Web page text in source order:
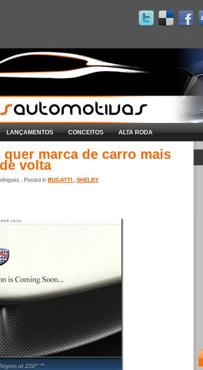
LANÇAMENTOS CONCEITOS ALTA RODA
marca de carro mais
volta
, Posted in BUGATTI SHELBY